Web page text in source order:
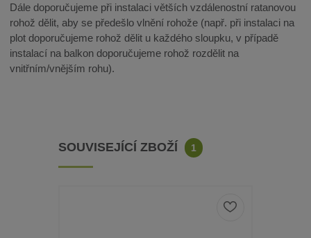
Dále doporučujeme při instalaci větších vzdálenostní ratanovou
rohož dělit, aby se předešlo vlnění rohože (např. při instalaci na
plot doporučujeme rohož dělit u každého sloupku, v případě
instalací na balkon doporučujeme rohož rozdělit na
vnitřním/vnějším rohu).
SOUVISEJÍCÍ ZBOŽÍ 1